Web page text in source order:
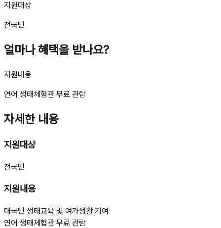
지원대상
전국민
얼마나 혜택을 받나요?
지원내용
연어 생태체험관 무료 관람
자세한 내용
지원대상
전국민
지원내용
대국민 생태교육 및 여가생활 기여
연어 생태체험관 무료 관람